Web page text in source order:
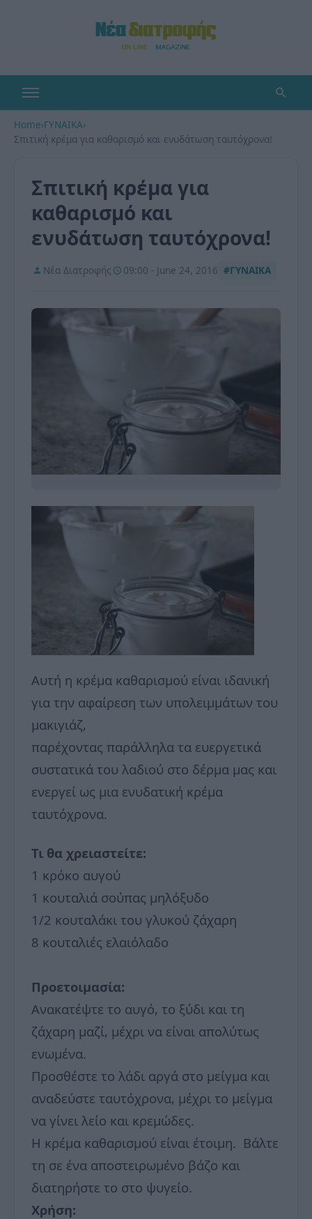
Home›ΓΥΝΑΙΚΑ›
Σπιτική κρέμα για καθαρισμό και ενυδάτωση ταυτόχρονα!
Σπιτική κρέμα για
καθαρισμό και
ενυδάτωση ταυτόχρονα!
Νέα Διατροφής 09:00 - June 24, 2016 #ΓΥΝΑΙΚΑ
Αυτή η κρέμα καθαρισμού είναι ιδανική
για την αφαίρεση των υπολειμμάτων του
μακιγιάζ,
παρέχοντας παράλληλα τα ευεργετικά
συστατικά του λαδιού στο δέρμα μας και
ενεργεί ως μια ενυδατική κρέμα
ταυτόχρονα.
Τι θα χρειαστείτε:
1 κρόκο αυγού
1 κουταλιά σούπας μηλόξυδο
1/2 κουταλάκι του γλυκού ζάχαρη
8 κουταλιές ελαιόλαδο
Προετοιμασία:
Ανακατέψτε το αυγό, το ξύδι και τη
ζάχαρη μαζί, μέχρι να είναι απολύτως
ενωμένα.
Προσθέστε το λάδι αργά στο μείγμα και
αναδεύστε ταυτόχρονα, μέχρι το μείγμα
να γίνει λείο και κρεμώδες.
Η κρέμα καθαρισμού είναι έτοιμη. Βάλτε
τη σε ένα αποστειρωμένο βάζο και
διατηρήστε το στο ψυγείο.
Χρήση: